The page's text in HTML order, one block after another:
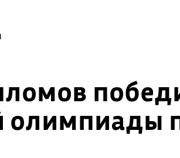
олимпиады